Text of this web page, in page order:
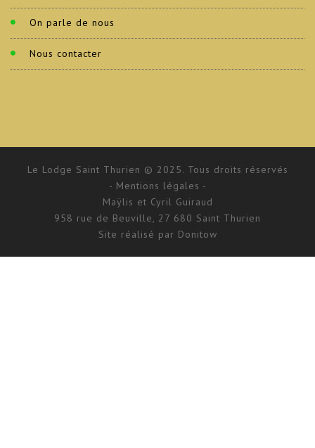
On parle de nous
Nous contacter
Le Lodge Saint Thurien © 2025. Tous droits réservés
- Mentions légales -
Maÿlis et Cyril Guiraud
958 rue de Beuville, 27 680 Saint Thurien
Site réalisé par Donitow